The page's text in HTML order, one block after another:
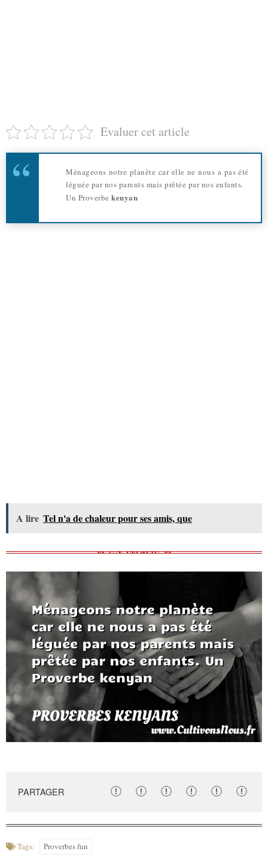
Evaluer cet article
Ménageons notre planète car elle ne nous a pas été
léguée par nos parents mais prêtée par nos enfants.
Un Proverbe kenyan
A lire Tel n'a de chaleur pour ses amis, que
PARTAGER
Tags: Proverbes fun